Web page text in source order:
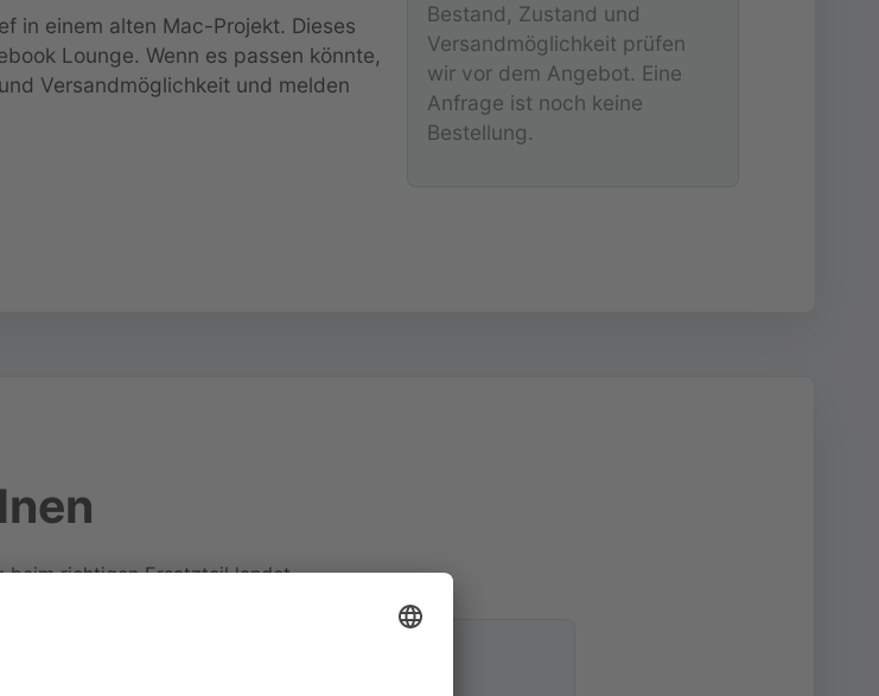
in einem alten Mac-Projekt. Dieses
Lounge. Wenn es passen könnte,
Versandmöglichkeit und melden
Bestand, Zustand und
Versandmöglichkeit prüfen
wir vor dem Angebot. Eine
Anfrage ist noch keine
Bestellung.
beim richtigen Ersatzteil landet.